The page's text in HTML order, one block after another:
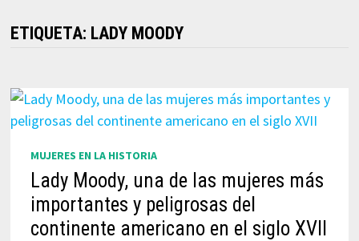
ETIQUETA: LADY MOODY
MUJERES EN LA HISTORIA
Lady Moody, una de las mujeres más
importantes y peligrosas del
continente americano en el siglo XVII